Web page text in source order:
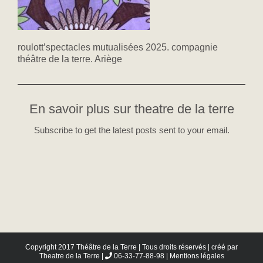
roulott’spectacles mutualisées 2025. compagnie
théâtre de la terre. Ariège
En savoir plus sur theatre de la terre
Subscribe to get the latest posts sent to your email.
Copyright 2017 Théâtre de la Terre | Tous droits réservés | créé par
Theatre de la Terre
06-33-77-88-98 | Mentions légales